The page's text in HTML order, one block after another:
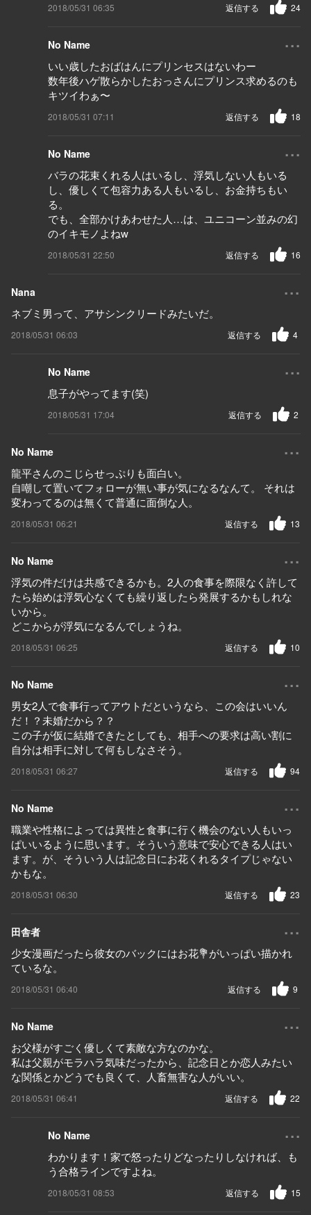
2018/05/31 06:35 24
返信する
No Name ...
いい歳したおばはんにプリンセスはないわー
数年後ハゲ散らかしたおっさんにプリンス求めるのも
キツイわぁ〜
2018/05/31 07:11 18
返信する
No Name ...
バラの花束くれる人はいるし、浮気しない人もいる
し、優しくて包容力ある人もいるし、お金持ちもい
る。
でも、全部かけあわせた人…は、ユニコーン並みの幻
のイキモノよねw
2018/05/31 22:50 16
返信する
Nana ...
ネブミ男って、アサシンクリードみたいだ。
2018/05/31 06:03 4
返信する
No Name ...
息子がやってます(笑)
2018/05/31 17:04 2
返信する
No Name ...
龍平さんのこじらせっぷりも面白い。
自嘲して置いてフォローが無い事が気になるなんて。 それは
変わってるのは無くて普通に面倒な人。
2018/05/31 06:21 13
返信する
No Name ...
浮気の件だけは共感できるかも。2人の食事を際限なく許して
たら始めは浮気心なくても繰り返したら発展するかもしれな
いから。
どこからが浮気になるんでしょうね。
2018/05/31 06:25 10
返信する
No Name ...
男女2人で食事行ってアウトだというなら、この会はいいん
だ！？未婚だから？？
この子が仮に結婚できたとしても、相手への要求は高い割に
自分は相手に対して何もしなさそう。
2018/05/31 06:27 94
返信する
No Name ...
職業や性格によっては異性と食事に行く機会のない人もいっ
ぱいいるように思います。そういう意味で安心できる人はい
ます。が、そういう人は記念日にお花くれるタイプじゃない
かもな。
2018/05/31 06:30 23
返信する
田舎者 ...
少女漫画だったら彼女のバックにはお花💐がいっぱい描かれ
ているな。
2018/05/31 06:40 9
返信する
No Name ...
お父様がすごく優しくて素敵な方なのかな。
私は父親がモラハラ気味だったから、記念日とか恋人みたい
な関係とかどうでも良くて、人畜無害な人がいい。
2018/05/31 06:41 22
返信する
No Name ...
わかります！家で怒ったりどなったりしなければ、も
う合格ラインですよね。
2018/05/31 08:53 15
返信する